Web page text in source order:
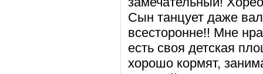
Сын танцует даже
всесторонне!! Мне
есть своя детская
хорошо кормят,